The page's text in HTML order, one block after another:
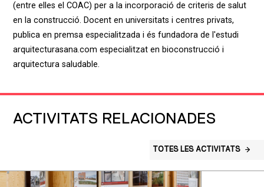
(entre elles el COAC) per a la incorporació de criteris de salut
en la construcció. Docent en universitats i centres privats,
publica en premsa especialitzada i és fundadora de l'estudi
arquitecturasana.com especialitzat en bioconstrucció i
arquitectura saludable.
ACTIVITATS RELACIONADES
TOTES LES ACTIVITATS